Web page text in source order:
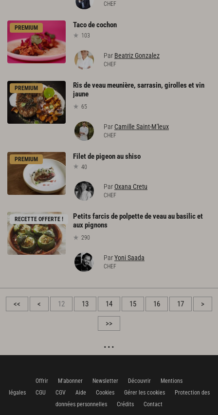
CHEF
PREMIUM Tacodecochon
103
Par Beatriz Gonzalez
CHEF
PREMIUM
Ris de veau meunière, sarrasin, girolles et vin
jaune
65
Par Camille Saint-M'leux
CHEF
PREMIUM Filetdepigeonaushiso
40
Par Oxana Cretu
CHEF
RECETTE OFFERTE !
Petits farcis de polpette de veau au basilic et
aux pignons
290
ParYoni Saada
CHEF
<< < 12 13 14 15 16 17 >
>>
Offrir M'abonner Newsletter Découvrir
Mentions
légales
CGU CGV Aide Cookies Gérer les cookies
Protection des
données personnelles
Crédits Contact